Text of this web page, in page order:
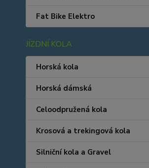
Fat Bike Elektro
JÍZDNÍ KOLA
Horská kola
Horská dámská
Celoodpružená kola
Krosová a trekingová kola
Silniční kola a Gravel